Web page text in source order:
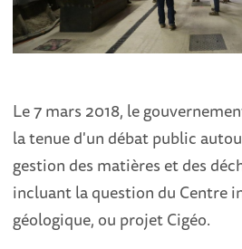
Le 7 mars 2018, le
la tenue d'un débat public
gestion des matières et des
incluant la question du Centre
géologique, ou projet Cigéo.